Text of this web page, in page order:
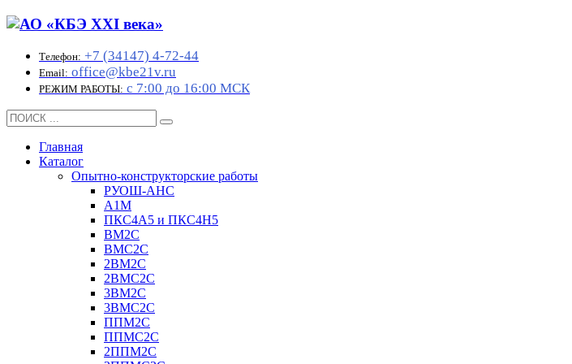
Телефон: +7 (34147) 4-72-44
Email: office@kbe21v.ru
РЕЖИМ РАБОТЫ: с 7:00 до 16:00 МСК
Главная
Каталог
Опытно-конструкторские работы
РУОШ-АНС
А1М
ПКС4А5 и ПКС4Н5
ВМ2С
ВМС2С
2ВМ2С
2ВМС2С
3ВМ2С
3ВМС2С
ППМ2С
ППМС2С
2ППМ2С